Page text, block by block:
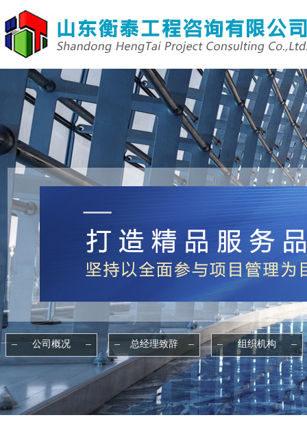
公司概况 总经理致辞 组织机构